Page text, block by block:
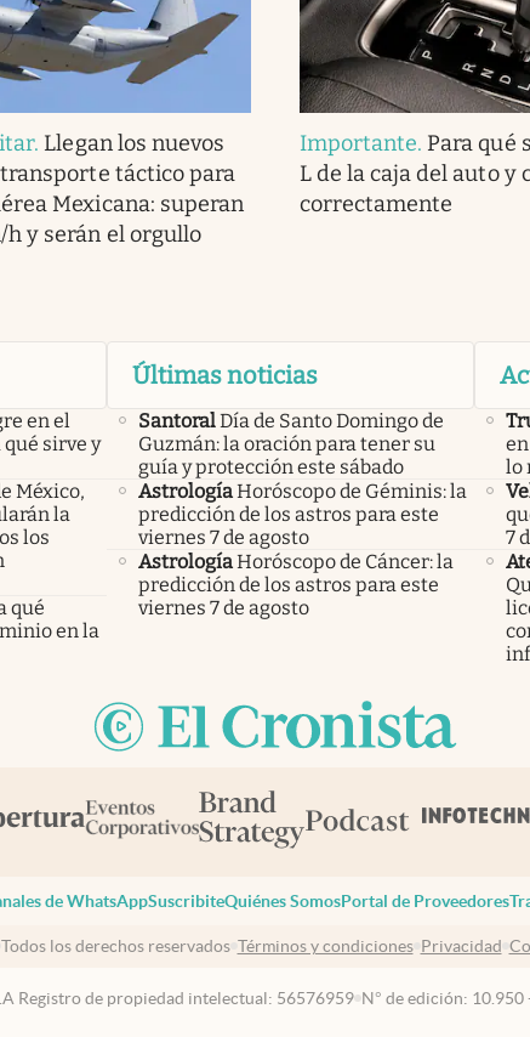
. Llegan los nuevos
táctico para
Mexicana: superan
y serán el orgullo
Importante. Para qué
L de la caja del auto y
correctamente
en el
qué sirve y
México,
la
los
qué
en la
Últimas noticias
SantoralDía de Santo Domingo de
Guzmán: la oración para tener su
guía y protección este sábado
AstrologíaHoróscopo de Géminis: la
predicción de los astros para este
viernes 7 de agosto
AstrologíaHoróscopo de Cáncer: la
predicción de los astros para este
viernes 7 de agosto
lo
7
de WhatsAppSuscribiteQuiénes SomosPortal de Proveedores
Todos los derechos reservados Términos y condiciones Privacidad
Registro de propiedad intelectual: 56576959 N° de edición: 10.950